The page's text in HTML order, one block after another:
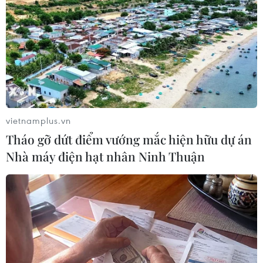
Theo dõi VietnamPlus
TIN LIÊN QUAN
vietnamplus.vn
Tháo gỡ dứt điểm vướng mắc hiện hữu dự án
Nhà máy điện hạt nhân Ninh Thuận